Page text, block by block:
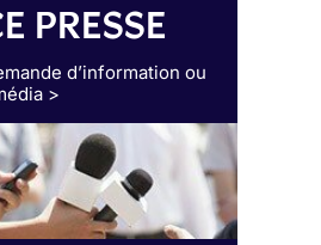
PRESSE
d’information ou
>